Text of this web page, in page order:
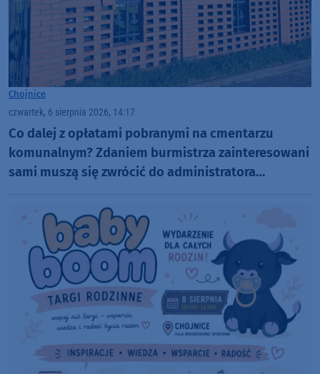
Chojnice
czwartek, 6 sierpnia 2026, 14:17
Co dalej z opłatami pobranymi na cmentarzu
komunalnym? Zdaniem burmistrza zainteresowani
sami muszą się zwrócić do administratora